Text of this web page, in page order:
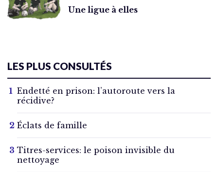
Une ligue à elles
LES PLUS CONSULTÉS
Endetté en prison: l’autoroute vers la
récidive?
Éclats de famille
Titres-services: le poison invisible du
nettoyage